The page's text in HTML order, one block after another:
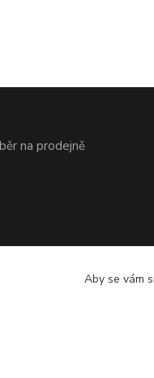
na prodejně
Aby se vám